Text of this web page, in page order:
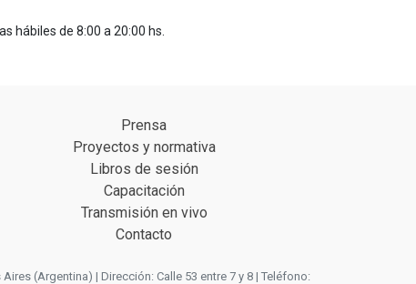
hábiles de 8:00 a 20:00 hs.
Prensa
Proyectos y normativa
Libros de sesión
Capacitación
Transmisión en vivo
Contacto
(Argentina) | Dirección: Calle 53 entre 7 y 8 | Teléfono: